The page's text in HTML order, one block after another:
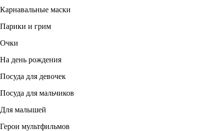
Карнавальные маски
Парики и грим
Очки
На день рождения
Посуда для девочек
Посуда для мальчиков
Для малышей
Герои мультфильмов